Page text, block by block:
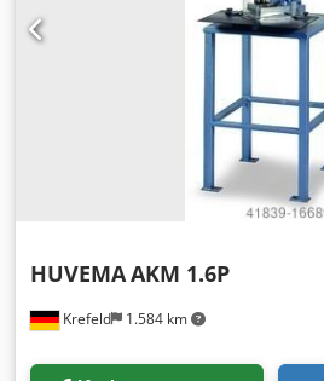
Krefeld 1.584 km
HUVEMAAKM 1.6P